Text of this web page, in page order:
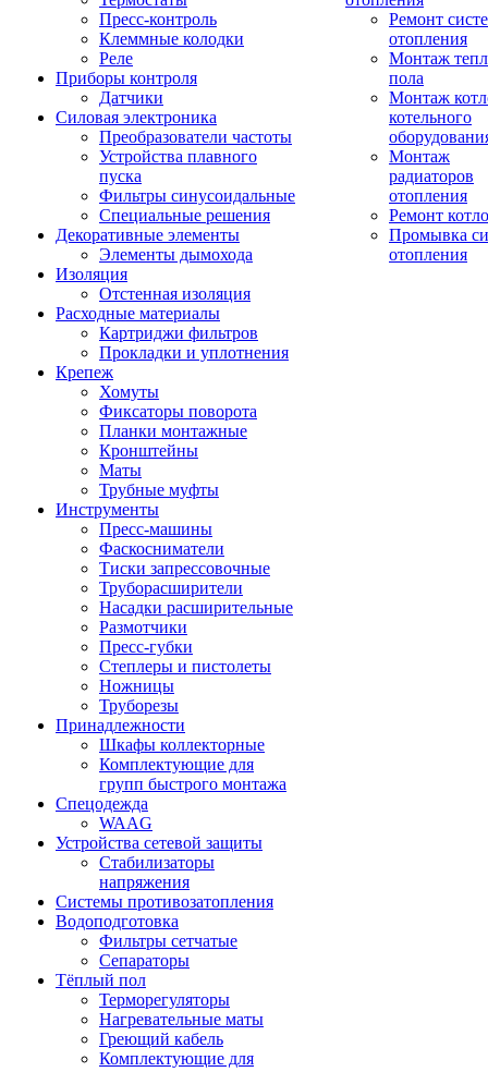
Пресс-контроль
Клеммные колодки
Реле
Приборы контроля
Датчики
Силовая электроника
Преобразователи частоты
Устройства плавного
пуска
Фильтры синусоидальные
Специальные решения
Декоративные элементы
Элементы дымохода
Изоляция
Отстенная изоляция
Расходные материалы
Картриджи фильтров
Прокладки и уплотнения
Крепеж
Хомуты
Фиксаторы поворота
Планки монтажные
Кронштейны
Маты
Трубные муфты
Инструменты
Пресс-машины
Фаскосниматели
Тиски запрессовочные
Труборасширители
Насадки расширительные
Размотчики
Пресс-губки
Степлеры и пистолеты
Ножницы
Труборезы
Принадлежности
Шкафы коллекторные
Комплектующие для
групп быстрого монтажа
Спецодежда
WAAG
Устройства сетевой защиты
Стабилизаторы
напряжения
Системы противозатопления
Водоподготовка
Фильтры сетчатые
Сепараторы
Тёплый пол
Терморегуляторы
Нагревательные маты
Греющий кабель
Комплектующие для
Ремонт
отопления
Монтаж
пола
Монтаж
котельного
Монтаж
радиаторов
отопления
Ремонт
Промывка
отопления